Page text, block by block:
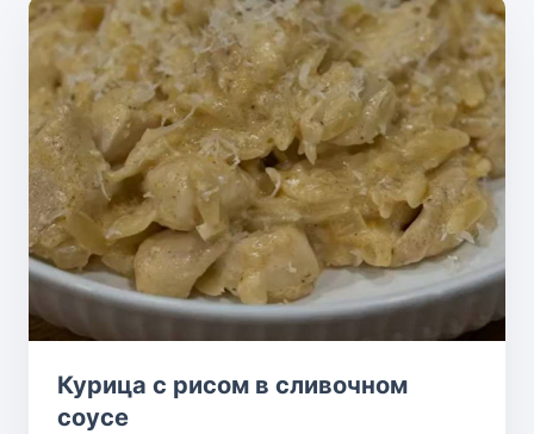
Курица с рисом в сливочном
соусе